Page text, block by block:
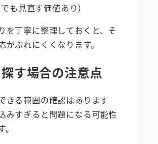
も見直す価値あり）
を丁寧に整理しておくと、そ
がぶれにくくなります。
す場合の注意点
きる範囲の確認はあります
みすぎると問題になる可能性